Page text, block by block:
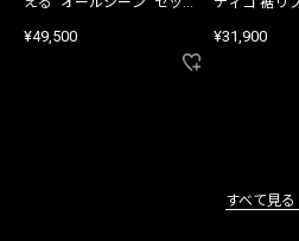
¥49,500 ¥31,900
すべて見る